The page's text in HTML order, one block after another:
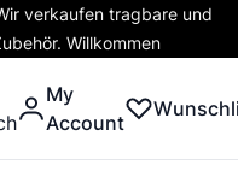
verkaufen tragbare und
Willkommen
My
Account